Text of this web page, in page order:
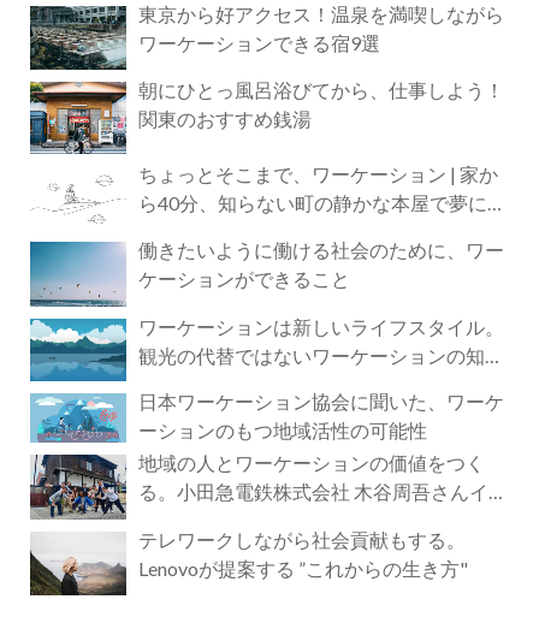
東京から好アクセス！温泉を満喫しながら
ワーケーションできる宿9選
朝にひとっ風呂浴びてから、仕事しよう！
関東のおすすめ銭湯
ちょっとそこまで、ワーケーション | 家か
ら40分、知らない町の静かな本屋で夢に近
働きたいように働ける社会のために、ワー
ケーションができること
ワーケーションは新しいライフスタイル。
観光の代替ではないワーケーションの知ら
日本ワーケーション協会に聞いた、ワーケ
ーションのもつ地域活性の可能性
地域の人とワーケーションの価値をつく
る。小田急電鉄株式会社 木谷周吾さんイン
テレワークしながら社会貢献もする。
Lenovoが提案する ”これからの生き方"